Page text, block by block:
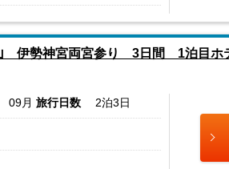
伊勢神宮両宮参り 3日間 1泊目ホ
09月 旅行日数 2泊3日